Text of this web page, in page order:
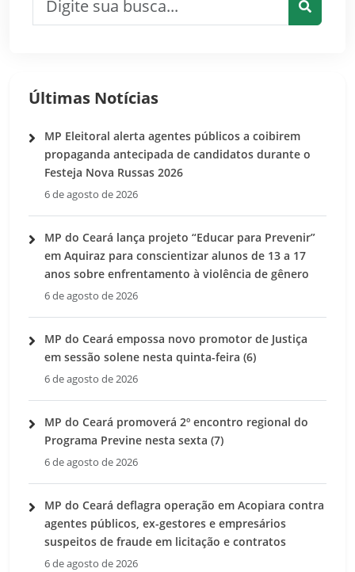
Últimas Notícias
MP Eleitoral alerta agentes públicos a coibirem
propaganda antecipada de candidatos durante o
Festeja Nova Russas 2026
6 de agosto de 2026
MP do Ceará lança projeto “Educar para Prevenir”
em Aquiraz para conscientizar alunos de 13 a 17
anos sobre enfrentamento à violência de gênero
6 de agosto de 2026
MP do Ceará empossa novo promotor de Justiça
em sessão solene nesta quinta-feira (6)
6 de agosto de 2026
MP do Ceará promoverá 2º encontro regional do
Programa Previne nesta sexta (7)
6 de agosto de 2026
MP do Ceará deflagra operação em Acopiara contra
agentes públicos, ex-gestores e empresários
suspeitos de fraude em licitação e contratos
6 de agosto de 2026